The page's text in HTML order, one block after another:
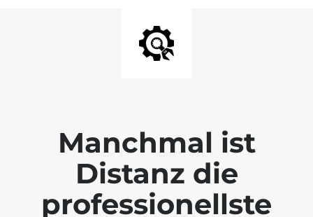
Manchmal ist
Distanz die
professionellste